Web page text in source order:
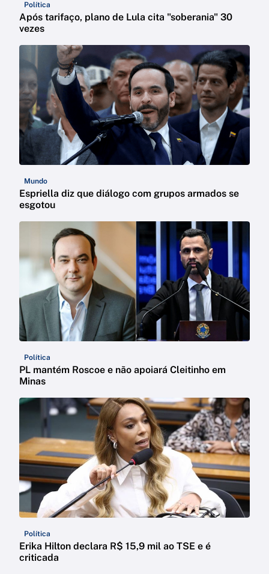
Política
Após tarifaço, plano de Lula cita "soberania" 30
vezes
Mundo
Espriella diz que diálogo com grupos armados se
esgotou
Política
PL mantém Roscoe e não apoiará Cleitinho em
Minas
Política
Erika Hilton declara R$ 15,9 mil ao TSE e é
criticada